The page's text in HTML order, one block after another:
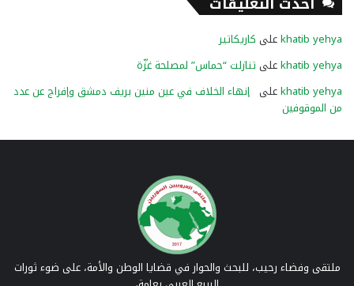
khatib yehyaعلى كاريكاتير
khatib yehyaعلى تنازلت “حماس” لمصلحة غزّة
khatib yehyaعلى إنهاء الخلاف في عين منين بريف دمشق وإفراج عن عدد
من الموقوفين
ملتقى وفضاء رحيب، للبحث والحوار في قضايا الوطن والأمة، على ضوء ثورات